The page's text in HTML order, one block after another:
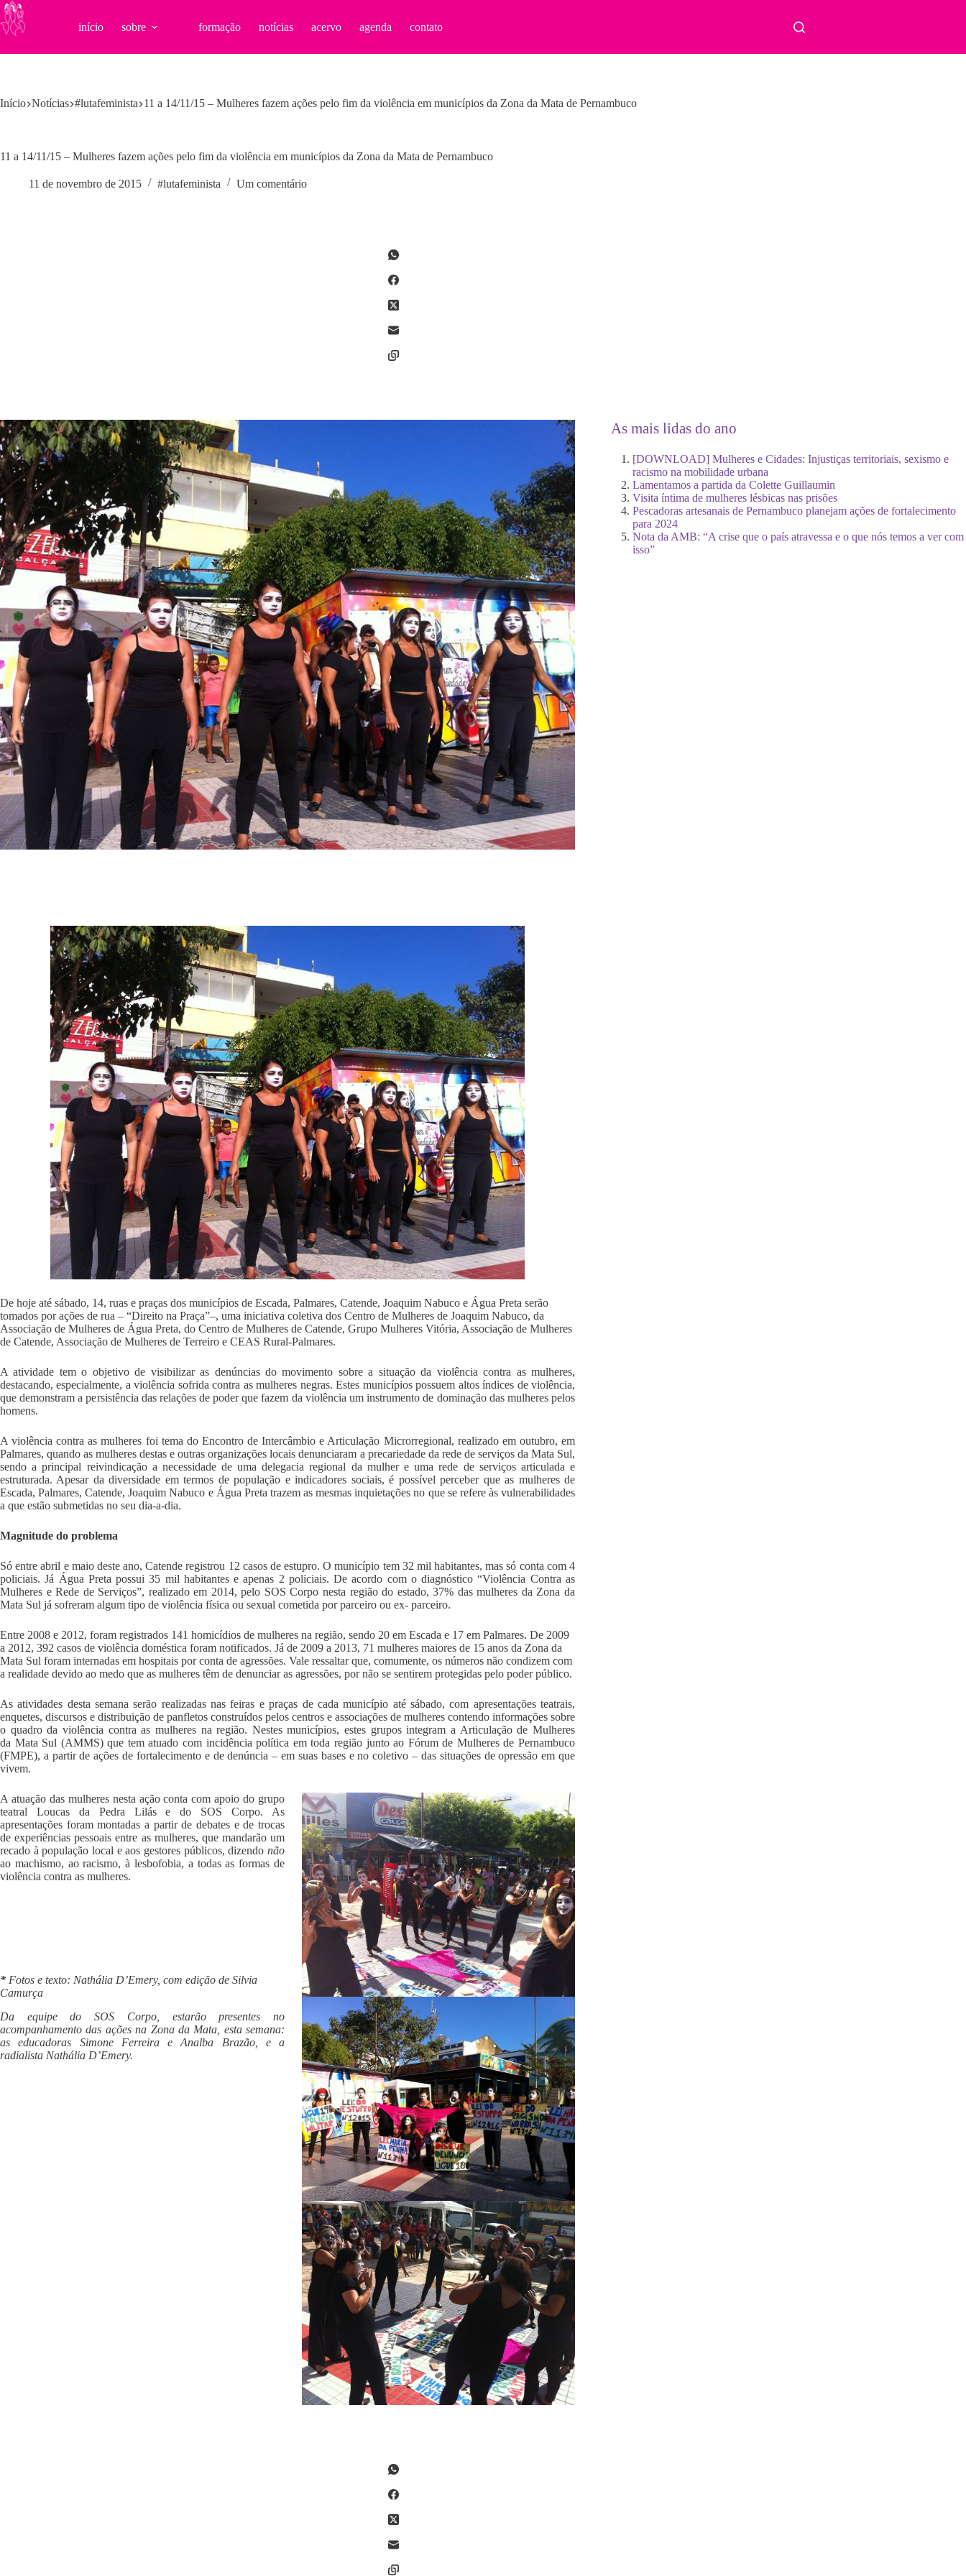
Pular
para
o
início sobre formação notícias acervo agenda contato
Início Notícias #lutafeminista 11 a 14/11/15 – Mulheres fazem ações pelo fim da violência em municípios da Zona da Mata de Pernambuco
11 a 14/11/15 – Mulheres fazem ações pelo fim da violência em municípios da Zona da Mata de Pernambuco
11 de novembro de 2015 #lutafeminista Um comentário
De hoje até sábado, 14, ruas e praças dos municípios de Escada, Palmares, Catende, Joaquim Nabuco e Água Preta serão
tomados por ações de rua – “Direito na Praça”–, uma iniciativa coletiva dos Centro de Mulheres de Joaquim Nabuco, da
Associação de Mulheres de Água Preta, do Centro de Mulheres de Catende, Grupo Mulheres Vitória, Associação de Mulheres
de Catende, Associação de Mulheres de Terreiro e CEAS Rural-Palmares.
A atividade tem o objetivo de visibilizar as denúncias do movimento sobre a situação da violência contra as mulheres,
destacando, especialmente, a violência sofrida contra as mulheres negras. Estes municípios possuem altos índices de violência,
que demonstram a persistência das relações de poder que fazem da violência um instrumento de dominação das mulheres pelos
homens.
A violência contra as mulheres foi tema do Encontro de Intercâmbio e Articulação Microrregional, realizado em outubro, em
Palmares, quando as mulheres destas e outras organizações locais denunciaram a precariedade da rede de serviços da Mata Sul,
sendo a principal reivindicação a necessidade de uma delegacia regional da mulher e uma rede de serviços articulada e
estruturada. Apesar da diversidade em termos de população e indicadores sociais, é possível perceber que as mulheres de
Escada, Palmares, Catende, Joaquim Nabuco e Água Preta trazem as mesmas inquietações no que se refere às vulnerabilidades
a que estão submetidas no seu dia-a-dia.
Magnitude do problema
Só entre abril e maio deste ano, Catende registrou 12 casos de estupro. O município tem 32 mil habitantes, mas só conta com 4
policiais. Já Água Preta possui 35 mil habitantes e apenas 2 policiais. De acordo com o diagnóstico “Violência Contra as
Mulheres e Rede de Serviços”, realizado em 2014, pelo SOS Corpo nesta região do estado, 37% das mulheres da Zona da
Mata Sul já sofreram algum tipo de violência física ou sexual cometida por parceiro ou ex- parceiro.
Entre 2008 e 2012, foram registrados 141 homicídios de mulheres na região, sendo 20 em Escada e 17 em Palmares. De 2009
a 2012, 392 casos de violência doméstica foram notificados. Já de 2009 a 2013, 71 mulheres maiores de 15 anos da Zona da
Mata Sul foram internadas em hospitais por conta de agressões. Vale ressaltar que, comumente, os números não condizem com
a realidade devido ao medo que as mulheres têm de denunciar as agressões, por não se sentirem protegidas pelo poder público.
As atividades desta semana serão realizadas nas feiras e praças de cada município até sábado, com apresentações teatrais,
enquetes, discursos e distribuição de panfletos construídos pelos centros e associações de mulheres contendo informações sobre
o quadro da violência contra as mulheres na região. Nestes municípios, estes grupos integram a Articulação de Mulheres
da Mata Sul (AMMS) que tem atuado com incidência política em toda região junto ao Fórum de Mulheres de Pernambuco
(FMPE), a partir de ações de fortalecimento e de denúncia – em suas bases e no coletivo – das situações de opressão em que
vivem.
A atuação das mulheres nesta ação conta com apoio do grupo
teatral Loucas da Pedra Lilás e do SOS Corpo. As
apresentações foram montadas a partir de debates e de trocas
de experiências pessoais entre as mulheres, que mandarão um
recado à população local e aos gestores públicos, dizendo não
ao machismo, ao racismo, à lesbofobia, a todas as formas de
violência contra as mulheres.
* Fotos e texto: Nathália D’Emery, com edição de Silvia
Camurça
Da equipe do SOS Corpo, estarão presentes no
acompanhamento das ações na Zona da Mata, esta semana:
as educadoras Simone Ferreira e Analba Brazão, e a
radialista Nathália D’Emery.
As mais lidas do ano
[DOWNLOAD] Mulheres e Cidades: Injustiças territoriais, sexismo e
racismo na mobilidade urbana
Lamentamos a partida da Colette Guillaumin
Visita íntima de mulheres lésbicas nas prisões
Pescadoras artesanais de Pernambuco planejam ações de fortalecimento
para 2024
Nota da AMB: “A crise que o país atravessa e o que nós temos a ver com
isso”